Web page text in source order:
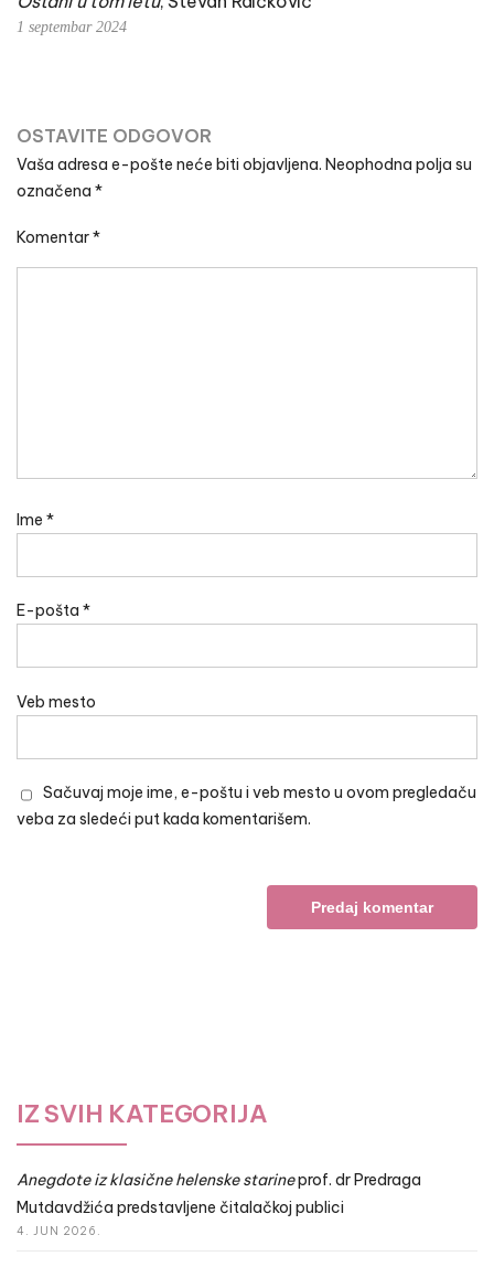
1 septembar 2024
OSTAVITE ODGOVOR
Vaša adresa e-pošte neće biti objavljena. Neophodna polja su
označena *
Komentar*
Ime *
E-pošta *
Veb mesto
Sačuvaj moje ime, e-poštu i veb mesto u ovom pregledaču
veba za sledeći put kada komentarišem.
IZ SVIH KATEGORIJA
Anegdote iz klasične helenske starineprof. dr Predraga
Mutdavdžića predstavljene čitalačkoj publici
4. JUN 2026.